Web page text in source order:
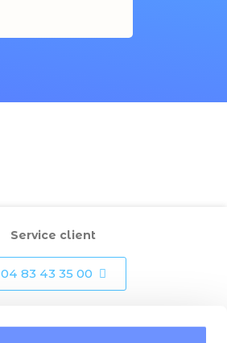
Service client
04 83 43 35 00